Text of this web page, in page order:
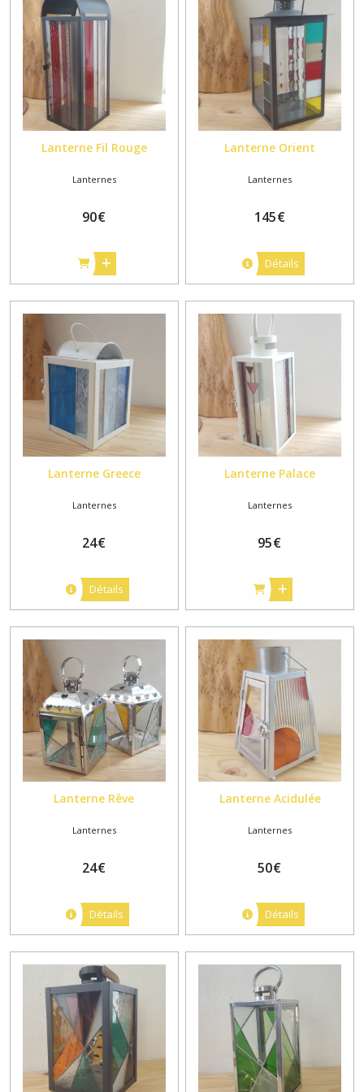
Lanterne Fil Rouge
Lanternes
90€
Lanterne Orient
Lanternes
145€
Détails
Lanterne Greece
Lanternes
24€
Détails
Lanterne Palace
Lanternes
95€
Lanterne Rêve
Lanternes
24€
Détails
Lanterne Acidulée
Lanternes
50€
Détails
Afficher
résultats